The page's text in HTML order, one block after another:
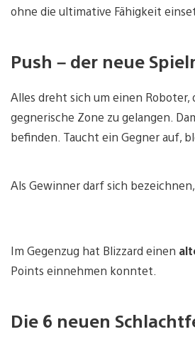
ohne die ultimative Fähigkeit
Push – der neue
Alles dreht sich um einen
gegnerische Zone zu gelangen.
befinden. Taucht ein Gegner auf,
Als Gewinner darf sich
Im Gegenzug hat Blizzard einen
Points einnehmen konntet.
Die 6 neuen